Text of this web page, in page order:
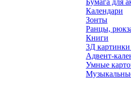
Бумага для
Календари
Зонты
Ранцы,
Книги
3Д
Адвент-
Умные